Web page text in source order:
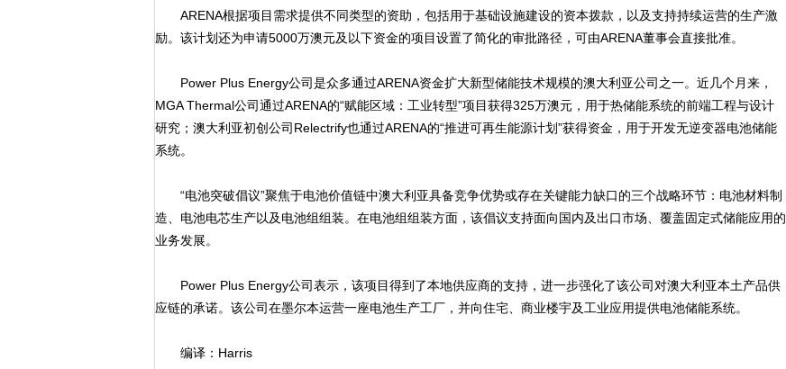
ARENA根据项目需求提供不同类型的资助，包括用于基础设施建设的资本拨款，以及支持持续运营的生产激
励。该计划还为申请5000万澳元及以下资金的项目设置了简化的审批路径，可由ARENA董事会直接批准。
Power Plus Energy公司是众多通过ARENA资金扩大新型储能技术规模的澳大利亚公司之一。近几个月来，
MGA Thermal公司通过ARENA的“赋能区域：工业转型”项目获得325万澳元，用于热储能系统的前端工程与设计
研究；澳大利亚初创公司Relectrify也通过ARENA的“推进可再生能源计划”获得资金，用于开发无逆变器电池储能
系统。
“电池突破倡议”聚焦于电池价值链中澳大利亚具备竞争优势或存在关键能力缺口的三个战略环节：电池材料制
造、电池电芯生产以及电池组组装。在电池组组装方面，该倡议支持面向国内及出口市场、覆盖固定式储能应用的
业务发展。
Power Plus Energy公司表示，该项目得到了本地供应商的支持，进一步强化了该公司对澳大利亚本土产品供
应链的承诺。该公司在墨尔本运营一座电池生产工厂，并向住宅、商业楼宇及工业应用提供电池储能系统。
编译：Harris